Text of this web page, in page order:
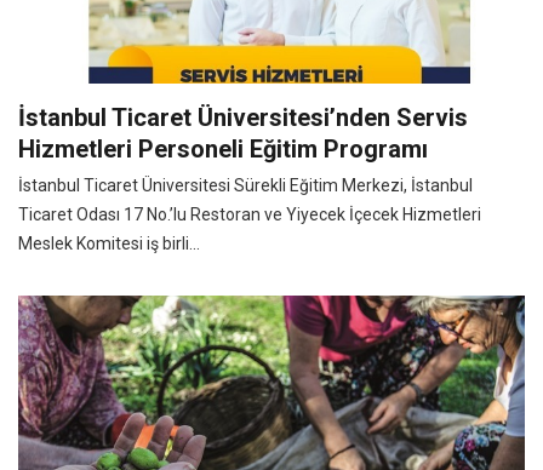
İstanbul Ticaret Üniversitesi’nden Servis
Hizmetleri Personeli Eğitim Programı
İstanbul Ticaret Üniversitesi Sürekli Eğitim Merkezi, İstanbul
Ticaret Odası 17 No.’lu Restoran ve Yiyecek İçecek Hizmetleri
Meslek Komitesi iş birli...